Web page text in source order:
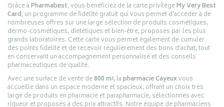
Grâce àPharmabest, vous bénéficiez de la carte privilègeMy Very Best
Card, un programme de fidélité gratuit qui vous permet d’accéder à de
nombreuses offres sur une large sélection de produits cosmétiques,
dermo-cosmétiques, diététiques et bien-être, proposés par les plus
grands laboratoires. Cette carte vous permet également de cumuler
des points fidélité et de recevoir régulièrement des bons d’achat, tout
en conservant un accompagnement personnalisé et des conseils
pharmaceutiques de qualité.
Avec une surface de vente de800 m², lapharmacie Cayeuxvous
accueille dans un espace moderne et spacieux, offrant un choix très
large de produits en pharmacie et parapharmacie, sélectionnés avec
rigueur et proposés à des prix attractifs. Notre équipe de pharmaciens